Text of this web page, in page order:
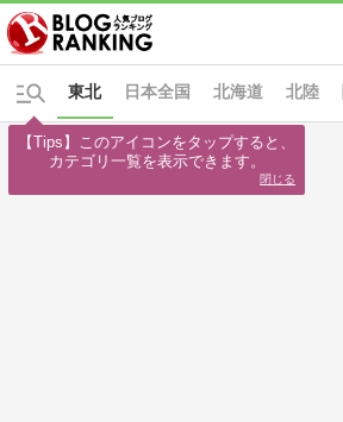
日本全国 北海道
東北 北陸
【Tips】このアイコンをタップすると、
カテゴリ一覧を表示できます。
閉じる